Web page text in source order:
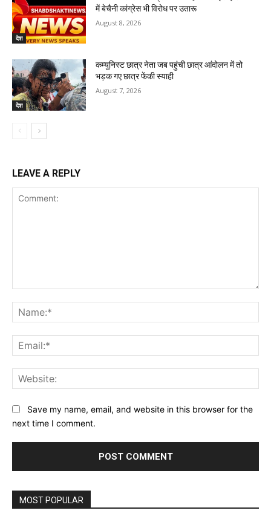
देश
में बेचैनी कांग्रेस भी विरोध पर उतारू
August 8, 2026
देश
कम्युनिस्ट छात्र नेता जब पहुंची छात्र आंदोलन में तो
भड़क गए छात्र फेंकी स्याही
August 7, 2026
LEAVE A REPLY
Save my name, email, and website in this browser for the
next time I comment.
MOST POPULAR